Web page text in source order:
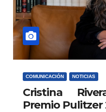
COMUNICACIÓN NOTICIAS
Cristina
Premio Pulitzer